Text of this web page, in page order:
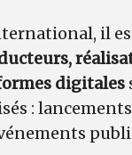
il
digitales
: